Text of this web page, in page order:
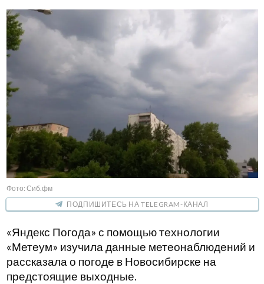
Фото: Сиб.фм
ПОДПИШИТЕСЬ НА TELEGRAM-КАНАЛ
«Яндекс Погода» с помощью технологии
«Метеум» изучила данные метеонаблюдений и
рассказала о погоде в Новосибирске на
предстоящие выходные.